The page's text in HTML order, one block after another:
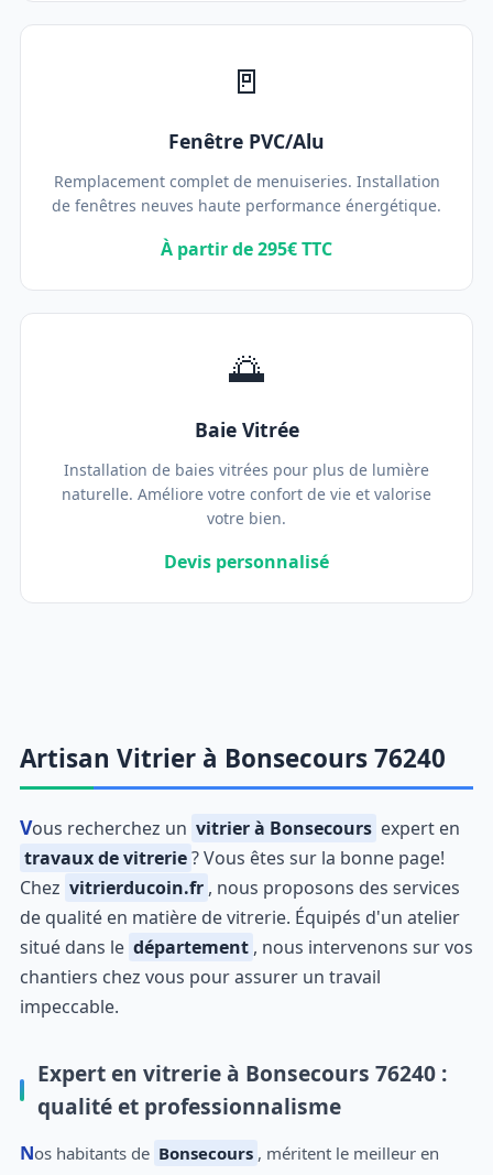
🚪
Fenêtre PVC/Alu
Remplacement complet de menuiseries. Installation
de fenêtres neuves haute performance énergétique.
À partir de 295€ TTC
🌅
Baie Vitrée
Installation de baies vitrées pour plus de lumière
naturelle. Améliore votre confort de vie et valorise
votre bien.
Devis personnalisé
Artisan Vitrier à Bonsecours 76240
Vous recherchez un vitrier à Bonsecours expert en
travaux de vitrerie? Vous êtes sur la bonne page!
Chez vitrierducoin.fr , nous proposons des services
de qualité en matière de vitrerie. Équipés d'un atelier
situé dans le département , nous intervenons sur vos
chantiers chez vous pour assurer un travail
impeccable.
Expert en vitrerie à Bonsecours 76240 :
qualité et professionnalisme
Nos habitants de Bonsecours , méritent le meilleur en